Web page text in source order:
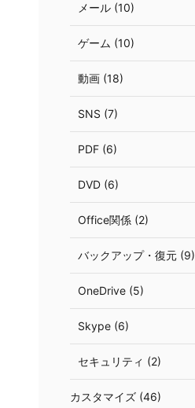
メール (10)
ゲーム (10)
動画 (18)
SNS (7)
PDF (6)
DVD (6)
Office関係 (2)
バックアップ・復元 (9)
OneDrive (5)
Skype (6)
セキュリティ (2)
カスタマイズ (46)